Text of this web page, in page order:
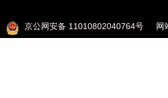
京公网安备 11010802040764号 网